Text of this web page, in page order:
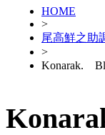
HOME
>
尾高鮮之助
>
Konarak.